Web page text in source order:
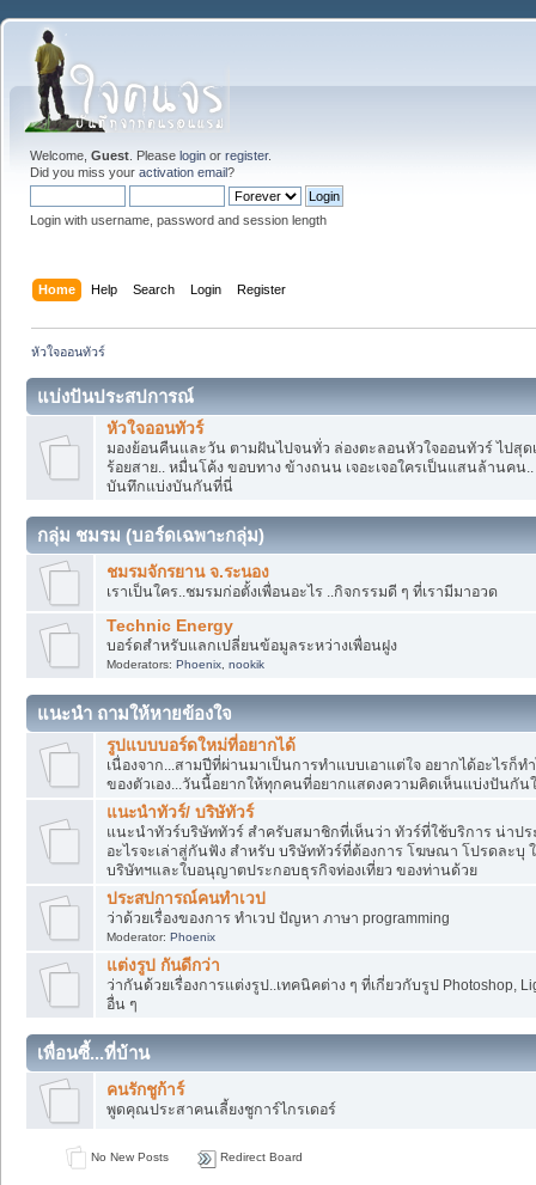
Welcome, Guest . Please login or register.
Did you miss your activation email?
Login with username, password and session length
Home Help Search Login Register
หัวใจออนทัวร์
แบ่งปันประสปการณ์
หัวใจออนทัวร์
มองย้อนคืนและวัน ตามฝันไปจนทั่ว ล่องตะลอนหัวใจออนทัวร์ ไปสุด
ร้อยสาย.. หมื่นโค้ง ขอบทาง ข้างถนน เจอะเจอใครเป็นแสนล้านคน
บันทึกแบ่งบันกันที่นี่
กลุ่ม ชมรม (บอร์ดเฉพาะกลุ่ม)
ชมรมจักรยาน จ.ระนอง
เราเป็นใคร..ชมรมก่อตั้งเพื่อนอะไร ..กิจกรรมดี ๆ ที่เรามีมาอวด
Technic Energy
บอร์ดสำหรับแลกเปลี่ยนข้อมูลระหว่างเพื่อนฝูง
Moderators: Phoenix, nookik
แนะนำ ถามให้หายข้องใจ
รูปแบบบอร์ดใหม่ที่อยากได้
เนื่องจาก...สามปีที่ผ่านมาเป็นการทำแบบเอาแต่ใจ อยากได้อะไรก็ท
ของตัวเอง...วันนี้อยากให้ทุกคนที่อยากแสดงความคิดเห็นแบ่งปันกัน
แนะนำทัวร์/ บริษัทัวร์
แนะนำทัวร์บริษัททัวร์ สำครับสมาชิกที่เห็นว่า ทัวร์ที่ใช้บริการ น่าปร
อะไรจะเล่าสู่กันฟัง สำหรับ บริษัททัวร์ที่ต้องการ โฆษณา โปรดละบุ
บริษัทฯและใบอนุญาตประกอบธุรกิจท่องเที่ยว ของท่านด้วย
ประสปการณ์คนทำเวป
ว่าด้วยเรื่องของการ ทำเวป ปัญหา ภาษา programming
Moderator: Phoenix
แต่งรูป กันดีกว่า
ว่ากันด้วยเรื่องการแต่งรูป..เทคนิคต่าง ๆ ที่เกี่ยวกับรูป Photoshop,
อื่น ๆ
เพื่อนซี้...ที่บ้าน
คนรักชูก้าร์
พูดคุณประสาคนเลี้ยงชูการ์ไกรเดอร์
No New Posts Redirect Board